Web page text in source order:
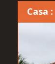
Casa :